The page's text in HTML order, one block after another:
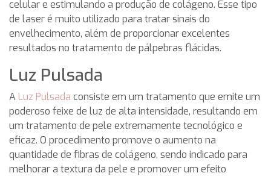
celular e estimulando a produção de colágeno. Esse tipo
de laser é muito utilizado para tratar sinais do
envelhecimento, além de proporcionar excelentes
resultados no tratamento de pálpebras flácidas.
Luz Pulsada
A Luz Pulsada consiste em um tratamento que emite um
poderoso feixe de luz de alta intensidade, resultando em
um tratamento de pele extremamente tecnológico e
eficaz. O procedimento promove o aumento na
quantidade de fibras de colágeno, sendo indicado para
melhorar a textura da pele e promover um efeito